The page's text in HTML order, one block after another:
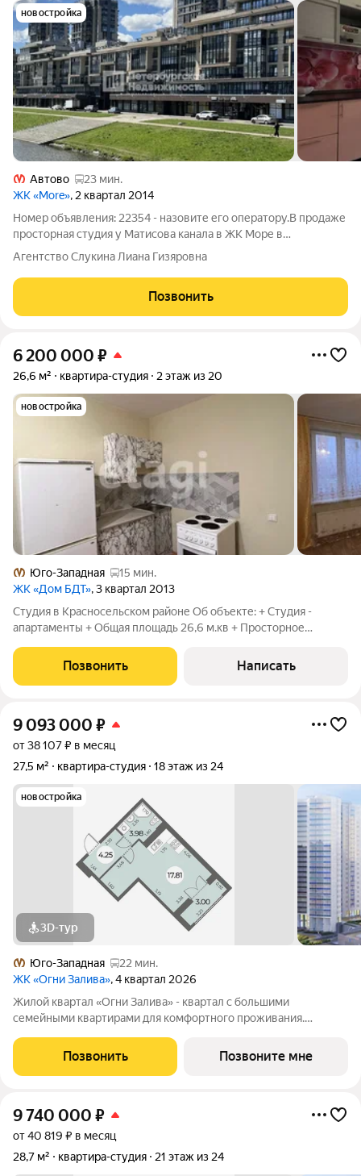
новостройка
Автово
23 мин.
ЖК «More», 2 квартал 2014
Номер объявления: 22354 - назовите его оператору.В продаже
просторная студия у Матисова канала в ЖК Море в
малоэтажной секции дома, расположенного в престижном
квартале «Балтийская жемчужина» в экологически чистом
микрорайоне Красносельского района
Агентство Слукина Лиана Гизяровна
Позвонить
6 200 000 ₽
26,6 м² квартира-студия 2 этаж из 20
новостройка
Юго-Западная
15 мин.
ЖК «Дом БДТ», 3 квартал 2013
Студия в Красносельском районе Об объекте: + Студия -
апартаменты + Общая площадь 26,6 м.кв + Просторное
Инфраструктура:, + В шаговой достуности вся необходимая
инфраструктура: магазины,
Позвонить Написать
9 093 000 ₽
от 38 107 ₽ в месяц
27,5 м²
квартира-студия 18 этаж из 24
новостройка
3D-тур
Юго-Западная
22 мин.
ЖК «Огни Залива», 4 квартал 2026
Жилой квартал «Огни Залива» - квартал с большими
семейными квартирами для комфортного проживания.
социальная среда. В проекте IV очереди преобладают двух и
Позвонить Позвоните мне
9 740 000 ₽
от 40 819 ₽ в месяц
28,7 м²
квартира-студия 21 этаж из 24